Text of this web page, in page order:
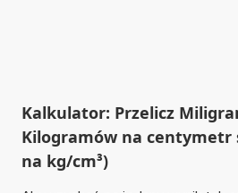
Kalkulator: Przelicz
Kilogramów na centymetr
na kg/cm³)